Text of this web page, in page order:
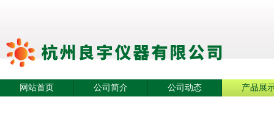
网站首页 公司简介 公司动态 产品展